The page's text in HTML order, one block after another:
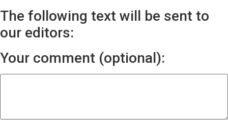
The following text will be sent to
our editors:
Your comment (optional):